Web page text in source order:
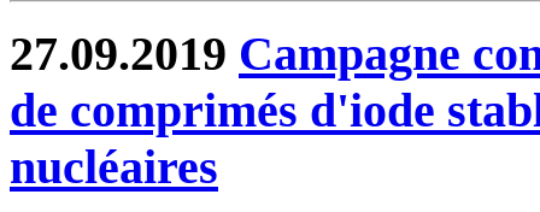
27.09.2019 Campagne
de comprimés d'iode
nucléaires